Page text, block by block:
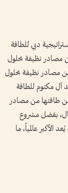
دبي للطاقة
75 % من الطاقة من مصادر نظيفة بحلول
25 % من طاقتها من مصادر نظيفة بحلول
آل مكتوم للطاقة
أن الإمارات ككل تهدف إلى توليد 50 % من طاقتها من مصادر
المجال، بفضل مشروع
درهم، الذي يُعد الأكبر عالمياً، ما